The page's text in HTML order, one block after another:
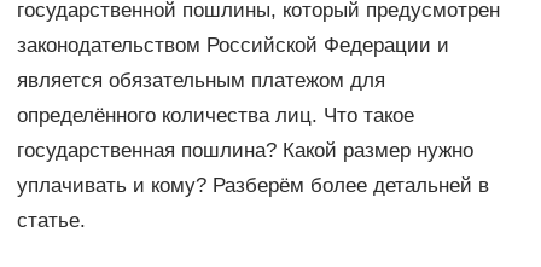
государственной пошлины, который предусмотрен
законодательством Российской Федерации и
является обязательным платежом для
определённого количества лиц. Что такое
государственная пошлина? Какой размер нужно
уплачивать и кому? Разберём более детальней в
статье.